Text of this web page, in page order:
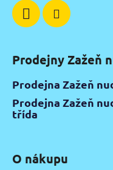
Prodejny Zažeň
Prodejna Zažeň
Prodejna Zažeň
třída
O nákupu